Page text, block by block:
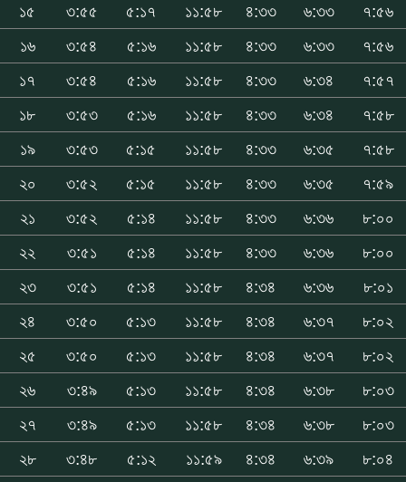
১৫
৩:৫৫ ৫:১৭ ১১:৫৮ ৪:৩৩ ৬:৩৩
৭:৫৬
১৬
৩:৫৪ ৫:১৬ ১১:৫৮ ৪:৩৩ ৬:৩৩
৭:৫৬
১৭
৩:৫৪ ৫:১৬ ১১:৫৮ ৪:৩৩ ৬:৩৪
৭:৫৭
১৮
৩:৫৩ ৫:১৬ ১১:৫৮ ৪:৩৩ ৬:৩৪
৭:৫৮
১৯
৩:৫৩ ৫:১৫ ১১:৫৮ ৪:৩৩ ৬:৩৫
৭:৫৮
২০
৩:৫২ ৫:১৫ ১১:৫৮ ৪:৩৩ ৬:৩৫
৭:৫৯
২১
৩:৫২ ৫:১৪ ১১:৫৮ ৪:৩৩ ৬:৩৬
৮:০০
২২
৩:৫১ ৫:১৪ ১১:৫৮ ৪:৩৩ ৬:৩৬
৮:০০
২৩
৩:৫১ ৫:১৪ ১১:৫৮ ৪:৩৪ ৬:৩৬
৮:০১
২৪
৩:৫০ ৫:১৩ ১১:৫৮ ৪:৩৪ ৬:৩৭
৮:০২
২৫
৩:৫০ ৫:১৩ ১১:৫৮ ৪:৩৪ ৬:৩৭
৮:০২
২৬
৩:৪৯ ৫:১৩ ১১:৫৮ ৪:৩৪ ৬:৩৮
৮:০৩
২৭
৩:৪৯ ৫:১৩ ১১:৫৮ ৪:৩৪ ৬:৩৮
৮:০৩
২৮
৩:৪৮ ৫:১২ ১১:৫৯ ৪:৩৪ ৬:৩৯
৮:০৪